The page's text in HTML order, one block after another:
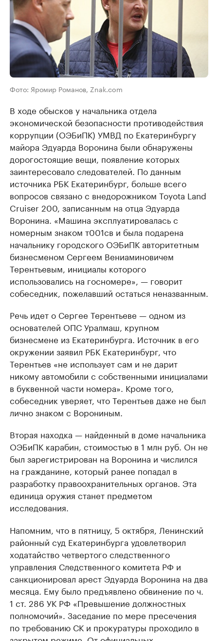
Фото: Яромир Романов, Znak.com
В ходе обысков у начальника отдела
экономической безопасности противодействия
коррупции (ОЭБиПК) УМВД по Екатеринбургу
майора Эдуарда Воронина были обнаружены
дорогостоящие вещи, появление которых
заинтересовало следователей. По данным
источника РБК Екатеринбург, больше всего
вопросов связано с внедорожником Toyota Land
Cruiser 200, записанным на отца Эдуарда
Воронина. «Машина эксплуатировалась с
номерным знаком т001св и была подарена
начальнику городского ОЭБиПК авторитетным
бизнесменом Сергеем Вениаминовичем
Терентьевым, инициалы которого
использовались на госномере», — говорит
собеседник, пожелавший остаться неназванным.
Речь идет о Сергее Терентьеве — одном из
основателей ОПС Уралмаш, крупном
бизнесмене из Екатеринбурга. Источник в его
окружении заявил РБК Екатеринбург, что
Терентьев «не использует сам и не дарит
никому автомобили с собственными инициалами
в буквенной части номера». Кроме того,
собеседник уверяет, что Терентьев даже не был
лично знаком с Ворониным.
Вторая находка — найденный в доме начальника
ОЭБиПК карабин, стоимостью в 1 млн руб. Он не
был зарегистрирован на Воронина и числился
на гражданине, который ранее попадал в
разработку правоохранительных органов. Эта
единица оружия станет предметом
исследования.
Напомним, что в пятницу, 5 октября, Ленинский
районный суд Екатеринбурга удовлетворил
ходатайство четвертого следственного
управления Следственного комитета РФ и
санкционировал арест Эдуарда Воронина на два
месяца. Ему было предъявлено обвинение по ч.
1 ст. 286 УК РФ «Превышение должностных
полномочий». Заседание по мере пресечения
по требованию СК и прокуратуры проходило в